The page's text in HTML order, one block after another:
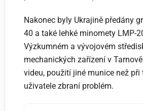
Nakonec byly Ukrajině předány
40 a také lehké minomety LMP-
Výzkumném a vývojovém
mechanických zařízení v
videu, použití jiné munice než při
uživatele zbraní problém.